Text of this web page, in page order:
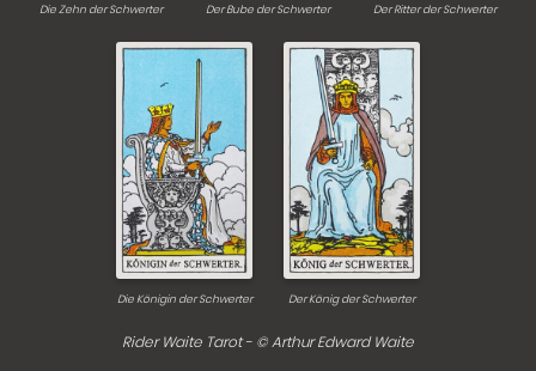
Die Zehn der Schwerter Der Bube der Schwerter Der Ritter der Schwerter
Die Königin der Schwerter Der König der Schwerter
Rider Waite Tarot - © Arthur Edward Waite